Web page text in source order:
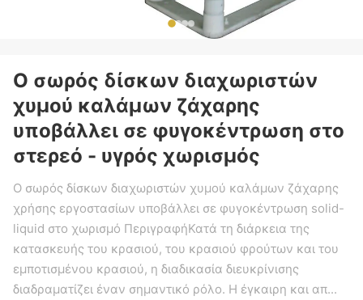
Ο σωρός δίσκων διαχωριστών
χυμού καλάμων ζάχαρης
υποβάλλει σε φυγοκέντρωση στο
στερεό - υγρός χωρισμός
Ο σωρός δίσκων διαχωριστών χυμού καλάμων ζάχαρης
χρήσης εργοστασίων υποβάλλει σε φυγοκέντρωση solid-
liquid στο χωρισμό ΠεριγραφήΚατά τη διάρκεια της
κατασκευής του κρασιού, του κρασιού φρούτων και του
εμποτισμένου κρασιού, η διαδικασία διευκρίνισης
διαδραματίζει έναν σημαντικό ρόλο. Η έγκαιρη και απ...